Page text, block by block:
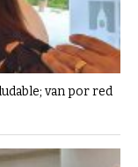
van por red